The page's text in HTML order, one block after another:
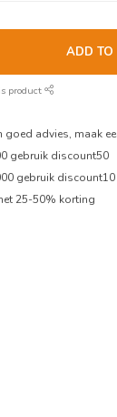
ADD TO
product
goed advies, maak
gebruik discount50
gebruik discount10
25-50% korting